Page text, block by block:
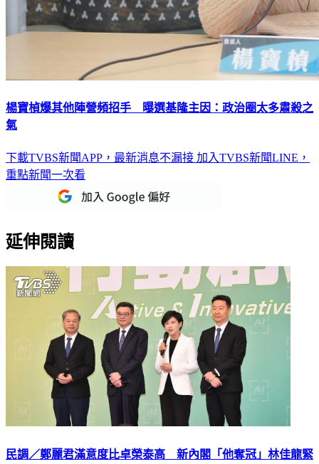
楊寶楨爆其他陣營頻招手 曝選基隆主因：政治圈太多肅殺之
氣
下載TVBS新聞APP，最新消息不漏接 加入TVBS新聞LINE，
重點新聞一次看
延伸閱讀
民調／鄭麗君滿意度比卓榮泰高 新內閣「他奪冠」林佳龍緊